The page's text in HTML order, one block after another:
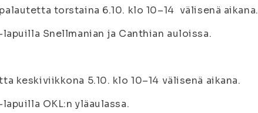
torstaina 6.10. klo 10–14 välisenä aikana.
Snellmanian ja Canthian auloissa.
keskiviikkona 5.10. klo 10–14 välisenä aikana.
OKL:n yläaulassa.